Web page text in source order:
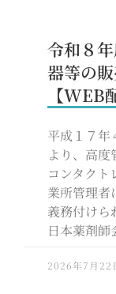
令和８
器等の
【WEB
平成１７年
より、高度
コンタク
業所管理者
義務付けら
日本薬剤師
2026年7月22